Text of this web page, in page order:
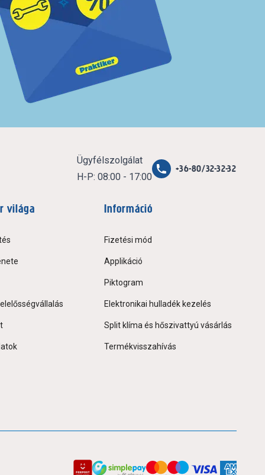
Ügyfélszolgálat
H-P: 08:00 - 17:00
+36-80/32-32-32
világa Információ
Fizetési mód
Applikáció
Piktogram
Elektronikai hulladék kezelés
Split klíma és hőszivattyú vásárlás
Termékvisszahívás